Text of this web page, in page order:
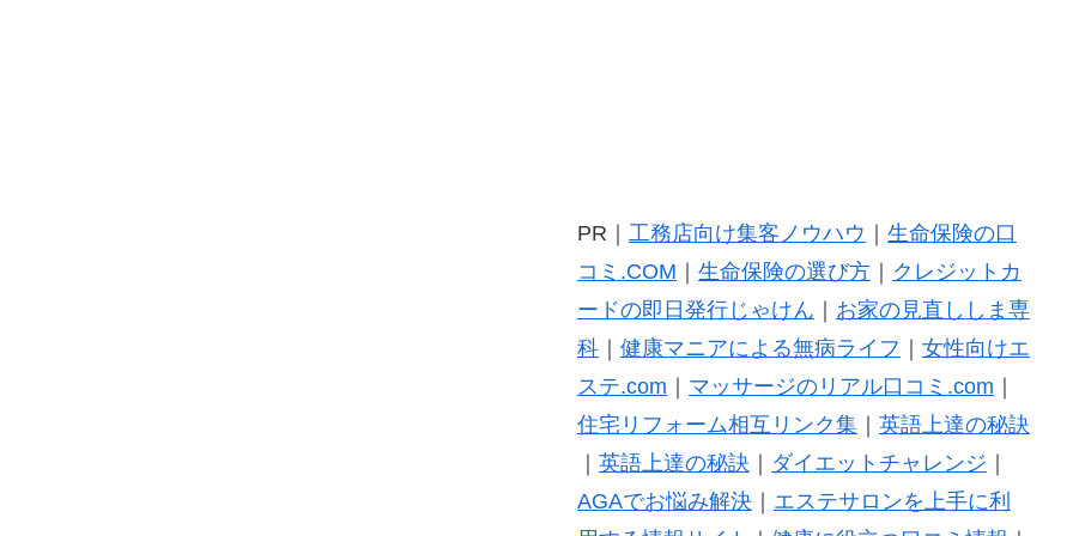
PR｜ 工務店向け集客ノウハウ ｜ 生命保険の口
コミ.COM ｜ 生命保険の選び方｜ クレジットカ
ードの即日発行じゃけん ｜ お家の見直ししま専
科｜ 健康マニアによる無病ライフ ｜ 女性向けエ
ステ.com ｜ マッサージのリアル口コミ.com ｜
住宅リフォーム相互リンク集｜ 英語上達の秘訣
｜ 英語上達の秘訣 ｜ ダイエットチャレンジ ｜
AGAでお悩み解決｜ エステサロンを上手に利